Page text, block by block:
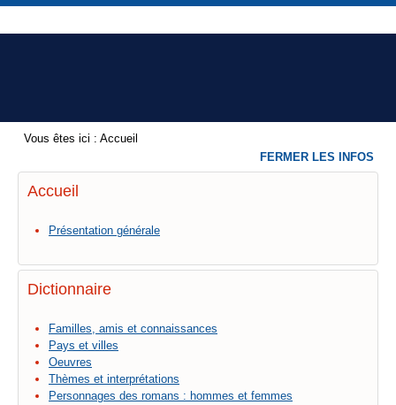
Vous êtes ici : Accueil
Accueil
Présentation générale
Dictionnaire
Familles, amis et connaissances
Pays et villes
Oeuvres
Thèmes et interprétations
Personnages des romans : hommes et femmes
FERMER LES INFOS